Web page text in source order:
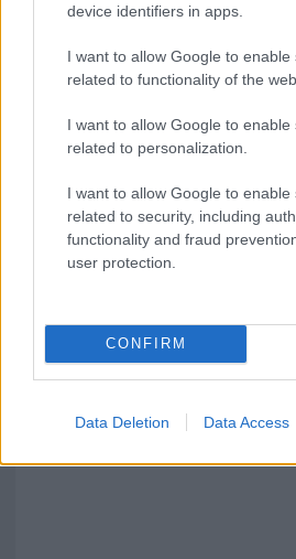
device identifiers in apps.
I want to allow Google to enable
related to functionality of the
I want to allow Google to enable
related to personalization.
I want to allow Google to enable
related to security, including
functionality and fraud
user protection.
CONFIRM
Data Deletion Data Access
Jovanotti, Gabry Ponte e
mondo per una notte
Giorgia Meloni a La
“Orgoglio e discrezione
Incendio nella notte a
vigili del fuoco a Rudalza